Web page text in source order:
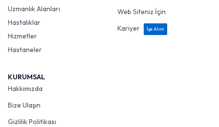
Uzmanlık Alanları
Hastalıklar
Hizmetler
Hastaneler
Web Siteniz İçin
Kariyer
İşe Alım
KURUMSAL
Hakkımızda
Bize Ulaşın
Gizlilik Politikası